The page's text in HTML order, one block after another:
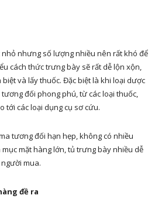
nhưng số lượng nhiều nên rất khó để
cách thức trưng bày sẽ rất dễ lộn xộn,
và lấy thuốc. Đặc biệt là khi loại dược
đối phong phú, từ các loại thuốc,
tới các loại dụng cụ sơ cứu.
tương đối hạn hẹp, không có nhiều
mặt hàng lớn, tủ trưng bày nhiều dễ
mua.
đề ra